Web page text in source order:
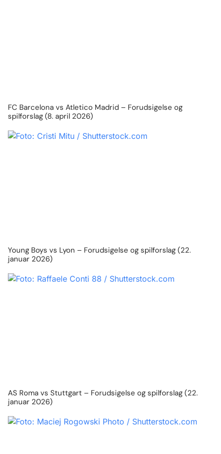
FC Barcelona vs Atletico Madrid – Forudsigelse og
spilforslag (8. april 2026)
Young Boys vs Lyon – Forudsigelse og spilforslag (22.
januar 2026)
AS Roma vs Stuttgart – Forudsigelse og spilforslag (22.
januar 2026)